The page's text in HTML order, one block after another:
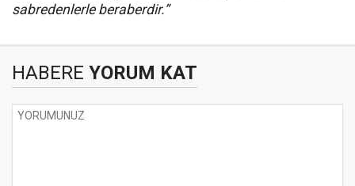
sabredenlerle beraberdir.”
HABERE YORUM KAT